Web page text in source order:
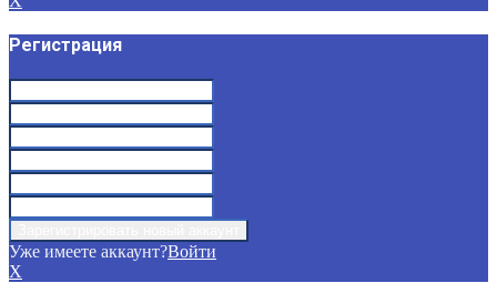
Регистрация
Уже имеете аккаунт?Войти
X